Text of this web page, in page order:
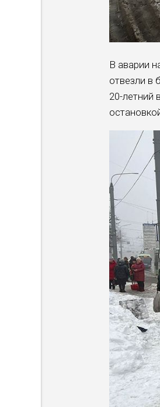
В аварии
отвезли в
20-летний